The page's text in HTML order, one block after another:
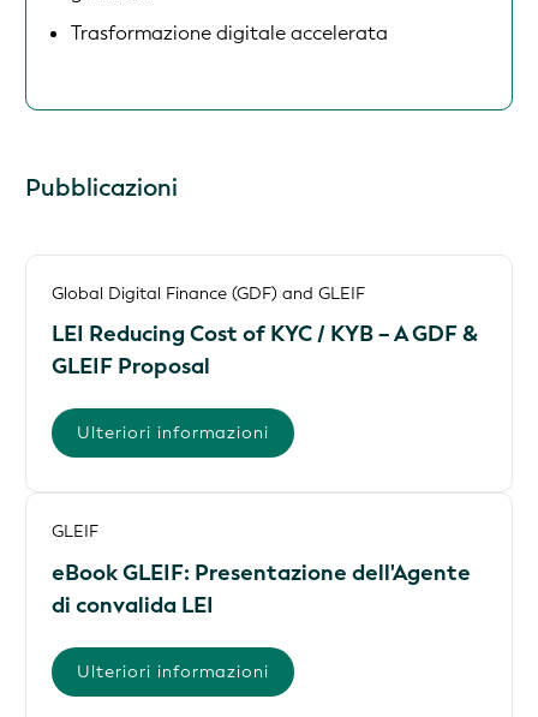
Trasformazione digitale accelerata
Pubblicazioni
Global Digital Finance (GDF) and GLEIF
LEI Reducing Cost of KYC / KYB – A GDF &
GLEIF Proposal
Ulteriori informazioni
GLEIF
eBook GLEIF: Presentazione dell'Agente
di convalida LEI
Ulteriori informazioni